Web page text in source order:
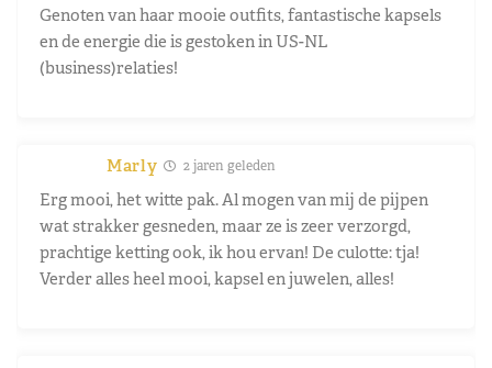
Genoten van haar mooie outfits, fantastische kapsels
en de energie die is gestoken in US-NL
(business)relaties!
Marly 2 jaren geleden
Erg mooi, het witte pak. Al mogen van mij de pijpen
wat strakker gesneden, maar ze is zeer verzorgd,
prachtige ketting ook, ik hou ervan! De culotte: tja!
Verder alles heel mooi, kapsel en juwelen, alles!